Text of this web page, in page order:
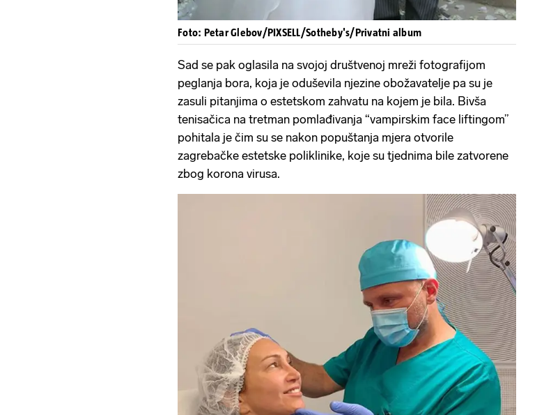
Foto: Petar Glebov/PIXSELL/Sotheby's/Privatni album
Sad se pak oglasila na svojoj društvenoj mreži fotografijom
peglanja bora, koja je oduševila njezine obožavatelje pa su je
zasuli pitanjima o estetskom zahvatu na kojem je bila. Bivša
tenisačica na tretman pomlađivanja “vampirskim face liftingom”
pohitala je čim su se nakon popuštanja mjera otvorile
zagrebačke estetske poliklinike, koje su tjednima bile zatvorene
zbog korona virusa.